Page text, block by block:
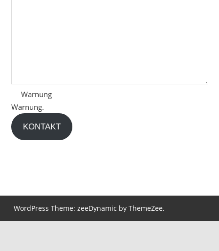
Warnung
Warnung.
KONTAKT
WordPress Theme: zeeDynamic by ThemeZee.